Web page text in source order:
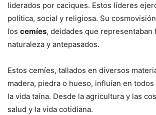
liderados por caciques. Estos líderes
política, social y religiosa. Su
los cemíes, deidades que representaban
naturaleza y antepasados.
Estos cemíes, tallados en diversos
madera, piedra o hueso, influían en
la vida taína. Desde la agricultura y las
salud y la vida cotidiana.